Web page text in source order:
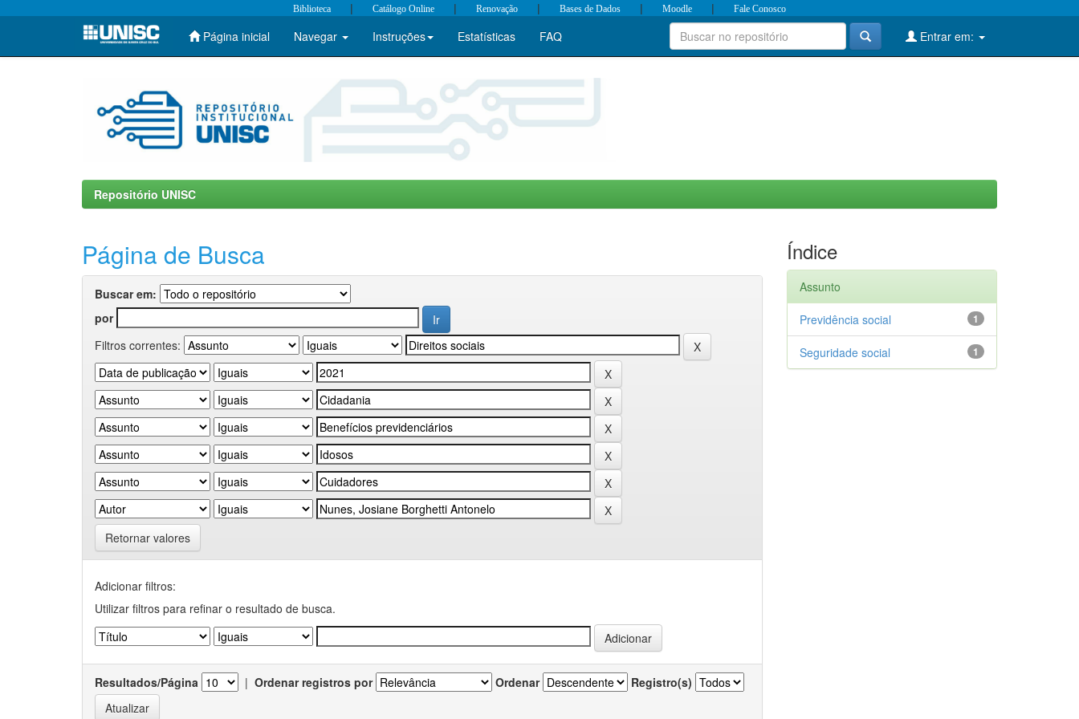
Skip
Biblioteca | Catálogo Online | Renovação | Bases de Dados | Moodle | Fale Conosco
Página inicial Navegar Instruções Estatísticas FAQ Entrar em:
Repositório UNISC
Página de Busca
Buscar em:
por
Filtros correntes:
Retornar valores
Adicionar filtros:
Utilizar filtros para refinar o resultado de busca.
Resultados/Página | Ordenar registros por Ordenar Registro(s)
Índice
Assunto
1
Previdência social
1
Seguridade social